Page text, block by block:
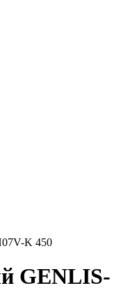
K 450
GENLIS-